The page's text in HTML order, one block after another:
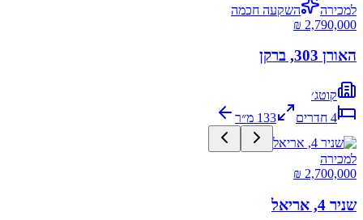
למכירה
השקעה חכמה
האורן 303, ברקן
קוטג׳
4 חדרים 133 מ״ר
למכירה
שניר 4, אריאל